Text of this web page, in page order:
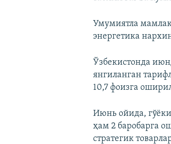
Умумиятла
энергетика
Ўзбекистонда
янгиланган
10,7 фоизга
Июнь ойида,
ҳам 2 баробарга
стратегик